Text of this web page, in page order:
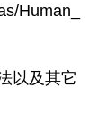
Human_
以及其它